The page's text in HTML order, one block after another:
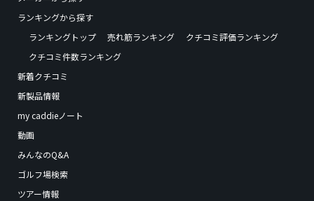
ランキングから探す
ランキングトップ
売れ筋ランキング
クチコミ評価ランキング
クチコミ件数ランキング
新着クチコミ
新製品情報
my caddieノート
動画
みんなのQ&A
ゴルフ場検索
ツアー情報